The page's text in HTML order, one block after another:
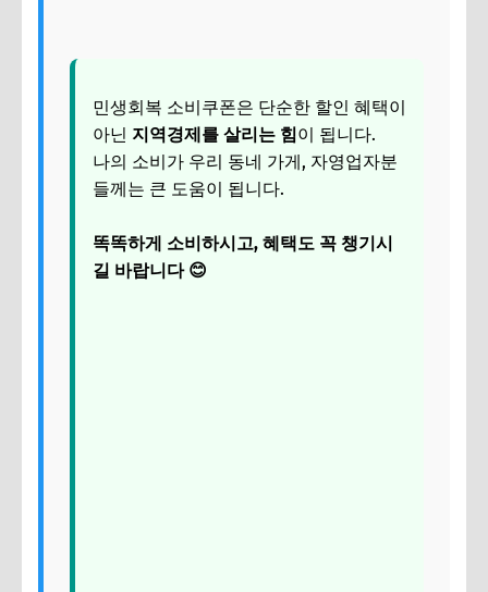
민생회복 소비쿠폰은 단순한 할인 혜택이
아닌 지역경제를 살리는 힘이 됩니다.
나의 소비가 우리 동네 가게, 자영업자분
들께는 큰 도움이 됩니다.
똑똑하게 소비하시고, 혜택도 꼭 챙기시
길 바랍니다 😊